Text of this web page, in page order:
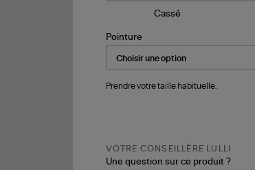
Pointure
Prendre votre taille habituelle.
VOTRE CONSEILLÈRE LULLI
Une question sur ce produit ?